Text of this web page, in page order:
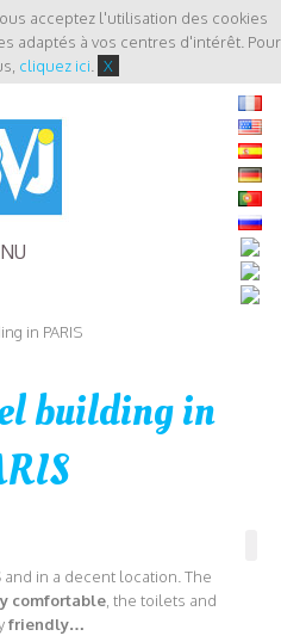
acceptez l'utilisation des cookies
adaptés à vos centres d'intérêt. Pour
cliquez ici X
in PARIS
building in
and in a decent location. The
comfortable, the toilets and
friendly…